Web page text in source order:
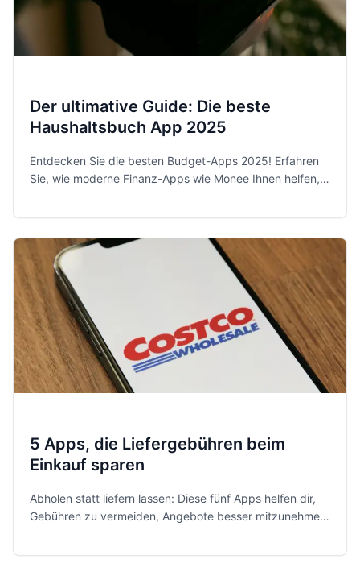
Der ultimative Guide: Die beste
Haushaltsbuch App 2025
Entdecken Sie die besten Budget-Apps 2025! Erfahren
Sie, wie moderne Finanz-Apps wie Monee Ihnen helfen,
5 Apps, die Liefergebühren beim
Einkauf sparen
Abholen statt liefern lassen: Diese fünf Apps helfen dir,
Gebühren zu vermeiden, Angebote besser mitzunehmen